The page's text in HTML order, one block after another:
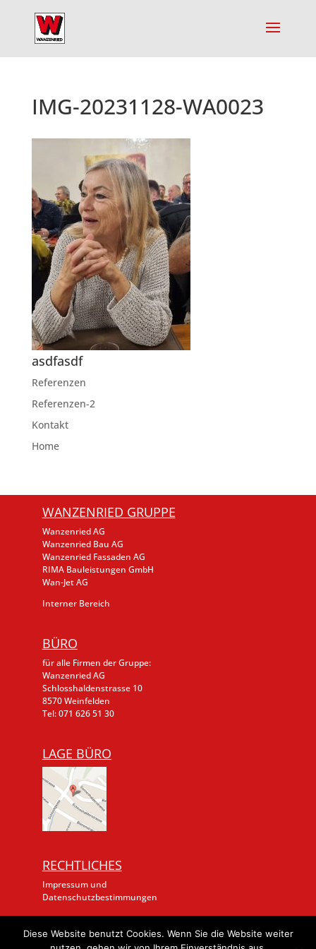
IMG-20231128-WA0023
asdfasdf
Referenzen
Referenzen-2
Kontakt
Home
WANZENRIED GRUPPE
Wanzenried AG
Wanzenried Bau AG
Wanzenried Fassaden AG
RIMA Bauleistungen GmbH
Wan-Jet AG
Interner Bereich
BÜRO
für alle Firmen der Gruppe:
Wanzenried AG
Schlosshaldenstrasse 10
8570 Weinfelden
Tel: 071 626 51 30
LAGE BÜRO
RECHTLICHES
Impressum und
Datenschutzbestimmungen
by awicon.ch
Diese Website benutzt Cookies. Wenn Sie die Website weiter